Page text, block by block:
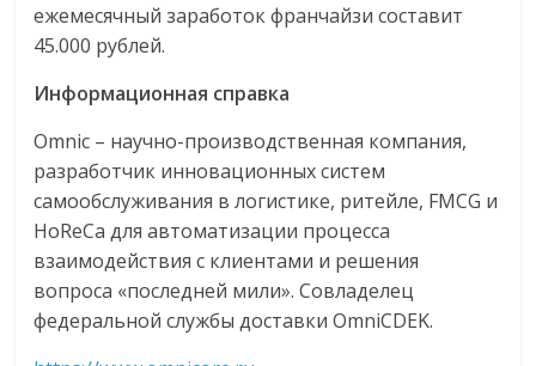
ежемесячный заработок франчайзи составит
45.000 рублей.
Информационная справка
Omnic – научно-производственная компания,
разработчик инновационных систем
самообслуживания в логистике, ритейле, FMCG и
HoReCa для автоматизации процесса
взаимодействия с клиентами и решения
вопроса «последней мили». Совладелец
федеральной службы доставки OmniCDEK.